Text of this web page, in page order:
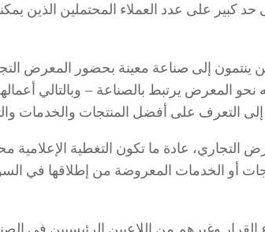
كبير على عدد العملاء المحتملين الذين
إلى صناعة معينة بحضور المعرض
المعرض يرتبط بالصناعة – وبالتالي
التعرف على أفضل المنتجات والخدمات
التجاري، عادة ما تكون التغطية
أو الخدمات المعروضة من إطلاقها في